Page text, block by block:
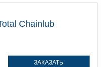
ЗАКАЗАТЬ